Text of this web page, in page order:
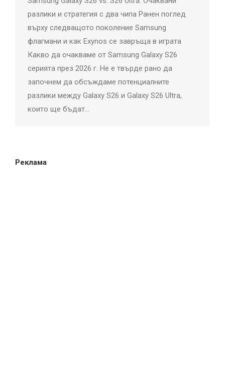
разлики и стратегия с два чипа Ранен поглед
върху следващото поколение Samsung
флагмани и как Exynos се завръща в играта
Какво да очакваме от Samsung Galaxy S26
серията през 2026 г. Не е твърде рано да
започнем да обсъждаме потенциалните
разлики между Galaxy S26 и Galaxy S26 Ultra,
които ще бъдат…
Реклама